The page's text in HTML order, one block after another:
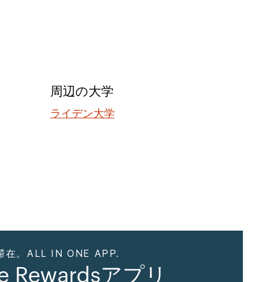
周辺の大学
ライデン大学
在。ALL IN ONE APP.
Rewardsアプリ